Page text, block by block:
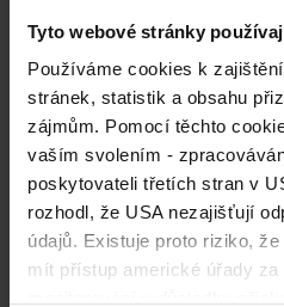
Tyto webové stránky
Používáme cookies k
stránek, statistik a obsahu
zájmům. Pomocí těchto
vaším svolením -
poskytovateli třetích stran v
rozhodl, že USA nezajišťují
údajů. Existuje proto riziko,
mít přístup americké úřady za
Newsletter
Objednejte si náš bezplatný
eMagazin, korutanský newsletter!
Pro registraci